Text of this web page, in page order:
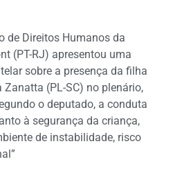
de Direitos Humanos da
(PT-RJ) apresentou uma
sobre a presença da filha
(PL-SC) no plenário,
o deputado, a conduta
à segurança da criança,
de instabilidade, risco